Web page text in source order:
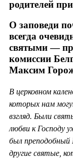
родителей
О заповеди
всегда
святыми —
комиссии
Максим
В церковном
которых нам
взгляд. Были
любви к Господу
был
другие святые,